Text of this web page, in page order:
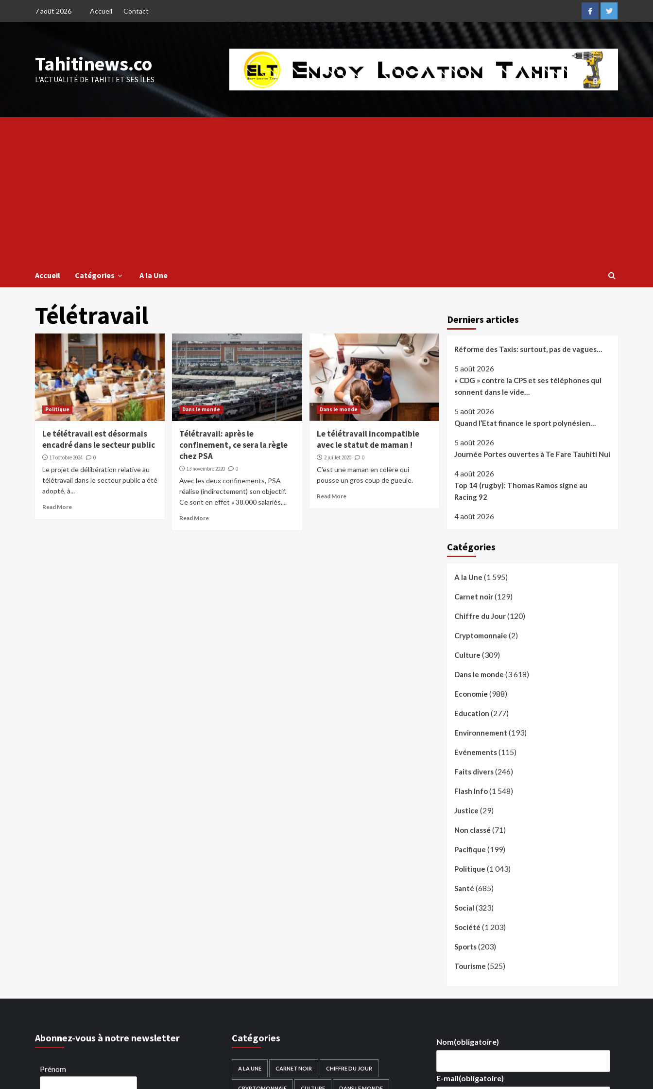
7 août 2026 Accueil Contact
FacebookTwitter
Tahitinews.co
L'ACTUALITÉ DE TAHITI ET SES ÎLES
Accueil Catégories A la Une
Télétravail
Politique
Le télétravail est désormais
encadré dans le secteur public
17 octobre 2024 0
Le projet de délibération relative au
télétravail dans le secteur public a été
adopté, à...
Read More
Dans le monde
Télétravail: après le
confinement, ce sera la règle
chez PSA
13 novembre 2020 0
Avec les deux confinements, PSA
réalise (indirectement) son objectif.
Ce sont en effet « 38.000 salariés,...
Read More
Dans le monde
Le télétravail incompatible
avec le statut de maman !
2 juillet 2020 0
C’est une maman en colère qui
pousse un gros coup de gueule.
Read More
Derniers articles
Réforme des Taxis: surtout, pas de vagues…
5 août 2026
« CDG » contre la CPS et ses téléphones qui
sonnent dans le vide…
5 août 2026
Quand l’Etat finance le sport polynésien…
5 août 2026
Journée Portes ouvertes à Te Fare Tauhiti Nui
4 août 2026
Top 14 (rugby): Thomas Ramos signe au
Racing 92
4 août 2026
Catégories
A la Une (1 595)
Carnet noir(129)
Chiffre du Jour(120)
Cryptomonnaie (2)
Culture (309)
Dans le monde (3 618)
Economie (988)
Education (277)
Environnement (193)
Evénements(115)
Faits divers(246)
Flash Info(1 548)
Justice (29)
Non classé (71)
Pacifique (199)
Politique (1 043)
Santé (685)
Social (323)
Société (1 203)
Sports(203)
Tourisme (525)
Abonnez-vous à notre newsletter
Prénom
Catégories
A LA UNE CARNET NOIR CHIFFRE DU JOUR
Nom(obligatoire)
E-mail(obligatoire)